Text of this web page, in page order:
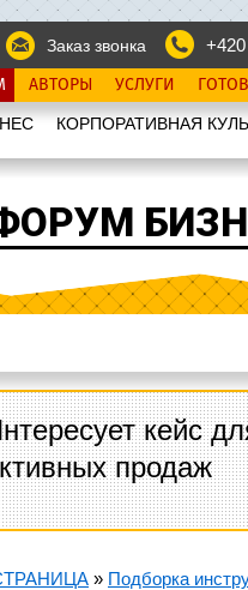
Заказ звонка
АВТОРЫ УСЛУГИ
КОРПОРАТИВНАЯ
кейс
продаж
» Подборка